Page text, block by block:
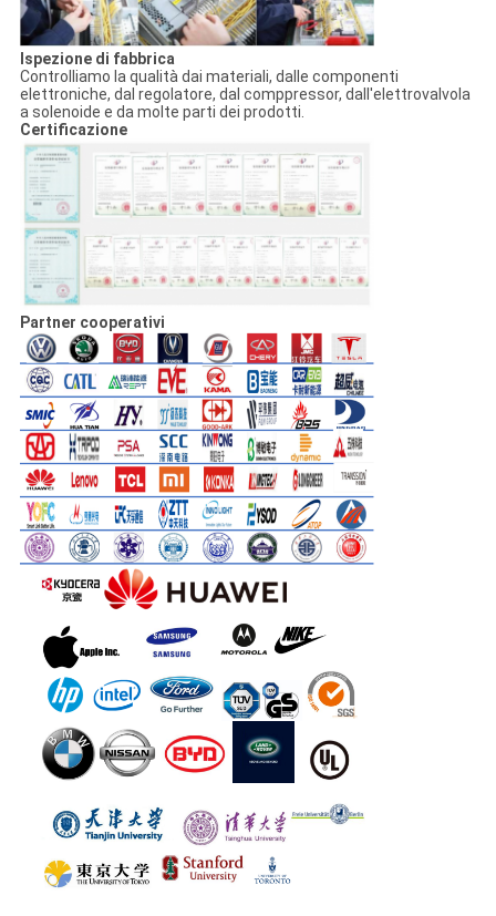
Ispezione di fabbrica
Controlliamo la qualità dai materiali, dalle componenti
elettroniche, dal regolatore, dal comppressor, dall'elettrovalvola
a solenoide e da molte parti dei prodotti.
Certificazione
Partner cooperativi